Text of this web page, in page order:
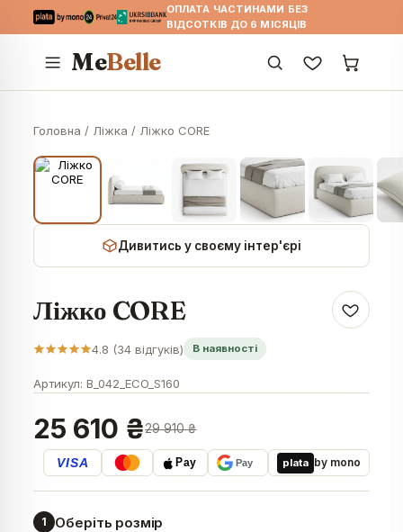
ОПЛАТА ЧАСТИНАМИ БЕЗ
ВІДСОТКІВ ДО 6 МІСЯЦІВ
MeBelle
Головна / Ліжка / Ліжко CORE
Дивитись у своєму інтер'єрі
Ліжко CORE
4.8 (34 відгуків) В наявності
Артикул:B_042_ECO_S160
25 610 ₴29 910 ₴
VISA Pay Pay plata by mono
1 Оберіть розмір